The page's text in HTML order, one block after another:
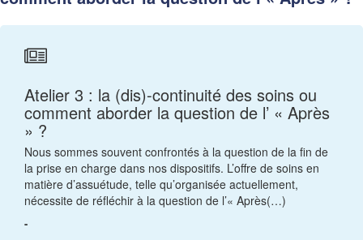
Atelier 3 : la (dis)-continuité des soins ou
comment aborder la question de l’ « Après
» ?
Nous sommes souvent confrontés à la question de la fin de
la prise en charge dans nos dispositifs. L’offre de soins en
matière d’assuétude, telle qu’organisée actuellement,
nécessite de réfléchir à la question de l’« Après(…)
-